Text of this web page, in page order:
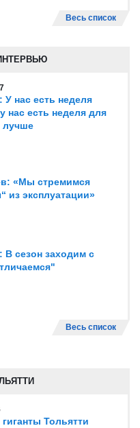
Весь список
У нас есть неделя
нас есть неделя для
лучше
«Мы стремимся
из эксплуатации»
В сезон заходим с
Весь список
Тольятти